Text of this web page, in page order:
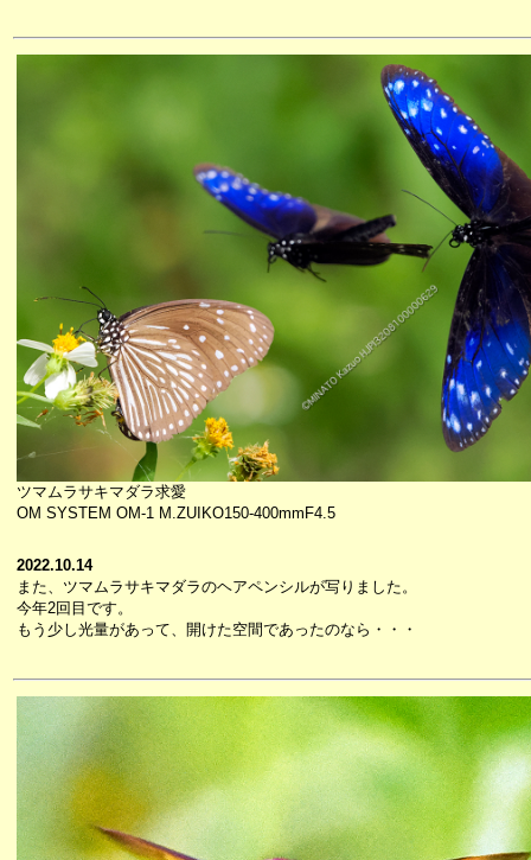
ツマムラサキマダラ求愛
OM SYSTEM OM-1 M.ZUIKO150-400mmF4.5
2022.10.14
また、ツマムラサキマダラのヘアペンシルが写りました。
今年2回目です。
もう少し光量があって、開けた空間であったのなら・・・